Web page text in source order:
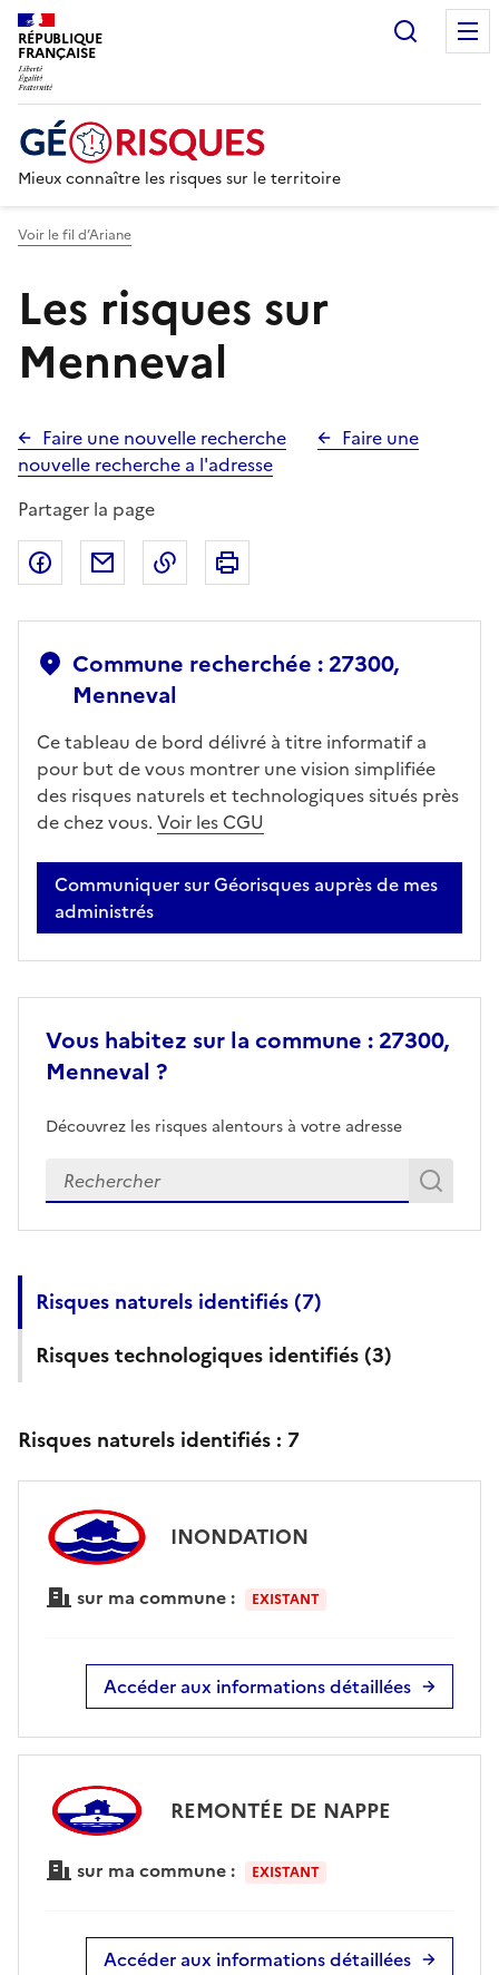
RÉPUBLIQUE
FRANÇAISE
Mieux connaître les risques sur le territoire
Voir le fil d’Ariane
Les risques sur
Menneval
Faire une nouvelle recherche
Faire une
nouvelle recherche a l'adresse
Partager la page
Partager sur Facebook
Partager par emailCopier dans le presse-papier
Commune recherchée : 27300,
Menneval
Ce tableau de bord délivré à titre informatif a
pour but de vous montrer une vision simplifiée
des risques naturels et technologiques situés près
de chez vous. Voir les CGU
Communiquer sur Géorisques auprès de mes
administrés
Vous habitez sur la commune : 27300,
Menneval ?
Découvrez les risques alentours à votre adresse
Veuillez renseigner votre adresse exacte
Risques naturels identifiés (7)
Risques technologiques identifiés (3)
Risques naturels identifiés : 7
INONDATION
sur ma commune : EXISTANT
Accéder aux informations détaillées
REMONTÉE DE NAPPE
sur ma commune : EXISTANT
Accéder aux informations détaillées